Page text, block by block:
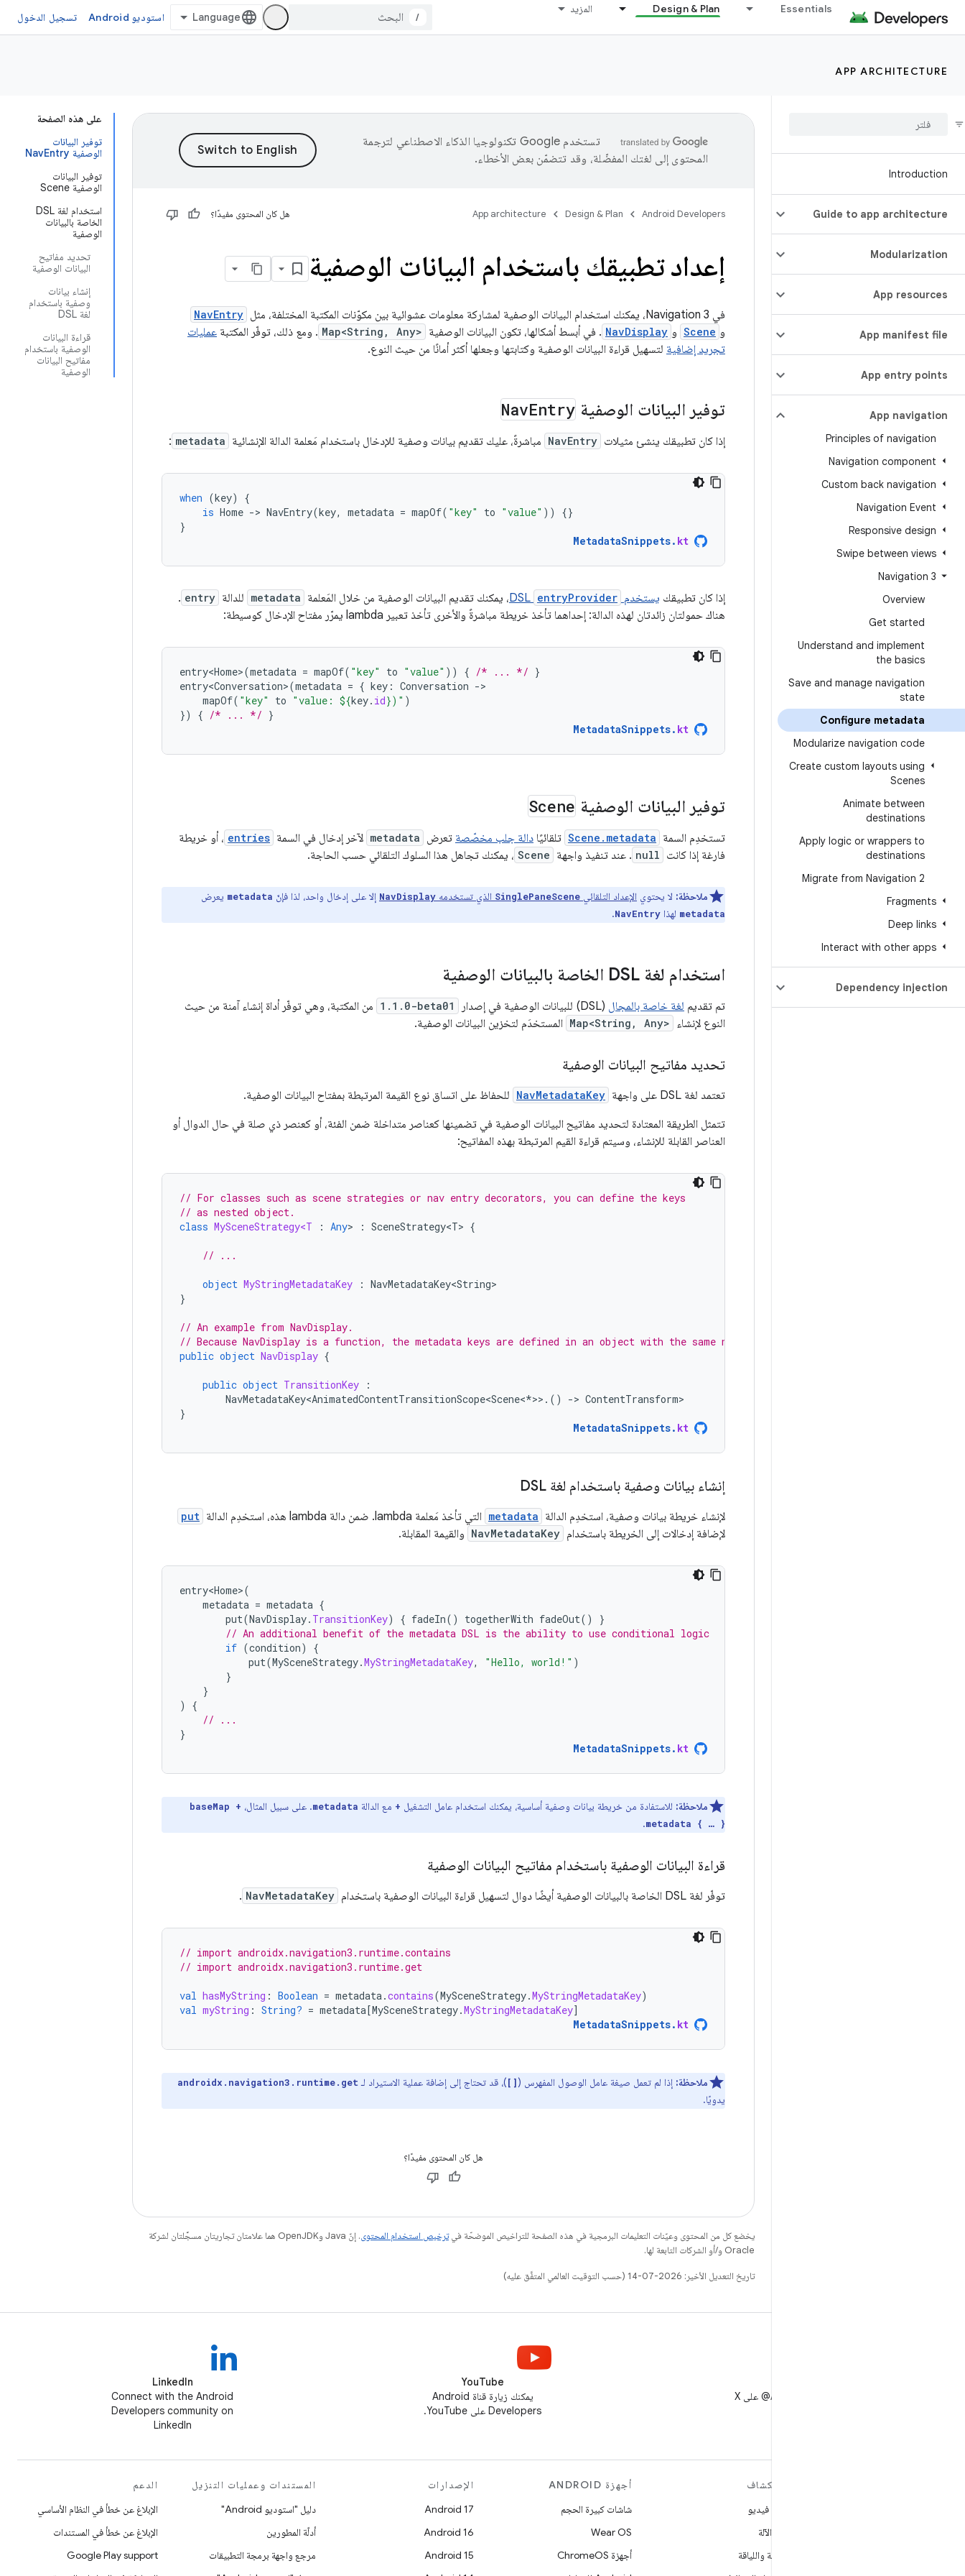
Essentials
Design & Plan المزيد
/ استوديو Android تسجيل الدخول
APP ARCHITECTURE
Introduction
Guide to app architecture
Modularization
App resources
App manifest file
App entry points
App navigation
Principles of navigation
Navigation component
Custom back navigation
Navigation Event
Responsive design
Swipe between views
Navigation 3
Overview
Get started
Understand and implement
the basics
Save and manage navigation
state
Configure metadata
Modularize navigation code
Create custom layouts using
Scenes
Animate between
destinations
Apply logic or wrappers to
destinations
Migrate from Navigation 2
Fragments
Deep links
Interact with other apps
Dependency injection
على هذه الصفحة
توفير البيانات
الوصفية NavEntry
توفير البيانات
الوصفية Scene
استخدام لغة DSL
الخاصة بالبيانات
الوصفية
تحديد مفاتيح
البيانات الوصفية
إنشاء بيانات
وصفية باستخدام
لغة DSL
قراءة البيانات
الوصفية باستخدام
مفاتيح البيانات
الوصفية
تستخدم Google تكنولوجيا الذكاء الاصطناعي لترجمة
المحتوى إلى لغتك المفضّلة، وقد تتضمّن بعض الأخطاء.
Android Developers
Design & Plan
App architecture هل كان المحتوى مفيدًا؟
إعداد تطبيقك باستخدام البيانات الوصفية
في Navigation 3، يمكنك استخدام البيانات الوصفية لمشاركة معلومات عشوائية بين مكوّنات المكتبة المختلفة، مثل NavEntry
و Scene و NavDisplay . في أبسط أشكالها، تكون البيانات الوصفية Map<String, Any> . ومع ذلك، توفّر المكتبة عمليات
تجريد إضافية لتسهيل قراءة البيانات الوصفية وكتابتها وجعلها أكثر أمانًا من حيث النوع.
توفير البيانات الوصفية NavEntry
إذا كان تطبيقك ينشئ مثيلات NavEntry مباشرةً، عليك تقديم بيانات وصفية للإدخال باستخدام مَعلمة الدالة الإنشائية metadata
:
when (key)
{
is Home -> NavEntry(key, metadata = mapOf( "key" to "value" ))
{}
}
MetadataSnippets. kt
إذا كان تطبيقك يستخدم entryProvider ، يمكنك تقديم البيانات الوصفية من خلال المَعلمة metadata للدالة entry
.
هناك حمولتان زائدتان لهذه الدالة: إحداهما تأخذ خريطة مباشرةً والأخرى تأخذ تعبير lambda يمرّر مفتاح الإدخال كوسيطة:
entry<Home>(metadata = mapOf( "key" to "value" )) { /* ... */ }
entry<Conversation>(metadata = { key : Conversation -
mapOf( "key" to "value: ${key. id})" )
})
{ /* ... */ }
MetadataSnippets. kt
توفير البيانات الوصفية Scene
تستخدِم السمة Scene.metadata تلقائيًا دالة جلب مخصّصة تعرض metadata لآخر إدخال في السمة entries ، أو خريطة
فارغة إذا كانت null . عند تنفيذ واجهة Scene ، يمكنك تجاهل هذا السلوك التلقائي حسب الحاجة.
ملاحظة: لا يحتوي الإعداد التلقائي SinglePaneScene الذي تستخدمه NavDisplay إلا على إدخال واحد، لذا فإنّ metadata يعرض
metadata لهذا NavEntry
.
استخدام لغة DSL الخاصة بالبيانات الوصفية
تم تقديم لغة خاصة بالمجال (DSL) للبيانات الوصفية في إصدار 1.1.0-beta01 من المكتبة، وهي توفّر أداة إنشاء آمنة من حيث
النوع لإنشاء Map<String, Any> المستخدَم لتخزين البيانات الوصفية.
تحديد مفاتيح البيانات الوصفية
تعتمد لغة DSL على واجهة NavMetadataKey للحفاظ على اتساق نوع القيمة المرتبطة بمفتاح البيانات الوصفية.
تتمثل الطريقة المعتادة لتحديد مفاتيح البيانات الوصفية في تضمينها كعناصر متداخلة ضمن الفئة، أو كعنصر ذي صلة في حال الدوال أو
العناصر القابلة للإنشاء، وسيتم قراءة القيم المرتبطة بهذه المفاتيح:
// For classes such as scene strategies or nav entry decorators, you can define the keys
// as nested object.
class MySceneStrategy<T : Any> : SceneStrategy<T> {
// ...
object MyStringMetadataKey : NavMetadataKey<String>
}
// An example from NavDisplay.
// Because NavDisplay is a function, the metadata keys are defined in an object with the same name.
public object NavDisplay {
public object TransitionKey
:
NavMetadataKey<AnimatedContentTransitionScope<Scene<*>> .() -> ContentTransform
}
MetadataSnippets. kt
إنشاء بيانات وصفية باستخدام لغة DSL
لإنشاء خريطة بيانات وصفية، استخدِم الدالة metadata التي تأخذ مَعلمة lambda. ضمن دالة lambda هذه، استخدِم الدالة put
لإضافة إدخالات إلى الخريطة باستخدام NavMetadataKey والقيمة المقابلة.
entry<Home>(
metadata = metadata {
put(NavDisplay. TransitionKey) { fadeIn() togetherWith fadeOut()
}
// An additional benefit of the metadata DSL is the ability to use conditional logic
if (condition)
{
put(MySceneStrategy.MyStringMetadataKey, "Hello, world!" )
}
}
)
{
// ...
}
MetadataSnippets. kt
ملاحظة: للاستفادة من خريطة بيانات وصفية أساسية، يمكنك استخدام عامل التشغيل + مع الدالة metadata. على سبيل المثال، baseMap +
metadata { … }
.
قراءة البيانات الوصفية باستخدام مفاتيح البيانات الوصفية
توفّر لغة DSL الخاصة بالبيانات الوصفية أيضًا دوال لتسهيل قراءة البيانات الوصفية باستخدام NavMetadataKey
.
// import androidx.navigation3.runtime.contains
// import androidx.navigation3.runtime.get
val hasMyString : Boolean = metadata.contains(MySceneStrategy.MyStringMetadataKey)
val myString : String? = metadata[MySceneStrategy.MyStringMetadataKey]
MetadataSnippets. kt
ملاحظة: إذا لم تعمل صيغة عامل الوصول المفهرس ([])، قد تحتاج إلى إضافة عملية الاستيراد لـ androidx.navigation3.runtime.get
يدويًا.
هل كان المحتوى مفيدًا؟
يخضع كل من المحتوى وعيّنات التعليمات البرمجية في هذه الصفحة للتراخيص الموضحّة فيترخيص استخدام المحتوى
. إنّ Java وOpenJDK هما علامتان تجاريتان مسجَّلتان لشركة
Oracle و/أو الشركات التابعة لها.
تاريخ التعديل الأخير: 2026-07-14 (حسب التوقيت العالمي المتفَّق عليه)
YouTube
يمكنك زيارة قناة Android
Developers على YouTube.
LinkedIn
Connect with the Android
Developers community on
LinkedIn
استكشاف
ألعاب فيديو
تعلُم الآلة
الصحة واللياقة
أجهزة ANDROID
شاشات كبيرة الحجم
Wear OS
أجهزة ChromeOS
الإصدارات
Android 17
Android 16
Android 15
المستندات وعمليات التنزيل
دليل "استوديو Android"
أدلّة المطورين
مرجع واجهة برمجة التطبيقات
الدعم
الإبلاغ عن خطأ في النظام الأساسي
الإبلاغ عن خطأ في المستندات
Google Play support